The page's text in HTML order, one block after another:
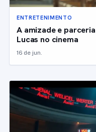
ENTRETENIMENTO
A amizade e
Lucas no cinema
16 de jun.